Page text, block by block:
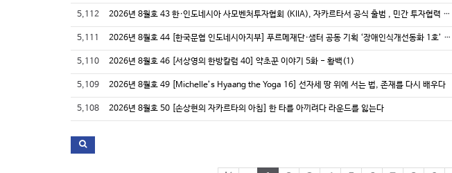
5,112 2026년 8월호 43 한·인도네시아 사모벤처투자협회 (KIIA), 자카르타서 공식 출범 , 민간 투자협력 플랫폼 본격 가동
5,111 2026년 8월호 44 [한국문협 인도네시아지부] 푸르메재단·샘터 공동 기획 ‘장애인식개선동화 1호’ 선정, 이영미 작가의 《휠체어 타고 다이빙》
5,110 2026년 8월호 46 [서상영의 한방칼럼 40] 약초꾼 이야기 5화 - 황백(1)
5,109 2026년 8월호 49 [Michelle’s Hyaang the Yoga 16] 선자세 땅 위에 서는 법, 존재를 다시 배우다
5,108 2026년 8월호 50 [손상현의 자카르타의 아침] 한 타를 아끼려다 라운드를 잃는다